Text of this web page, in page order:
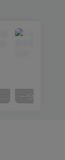
浪，小白实操当天日入1000+